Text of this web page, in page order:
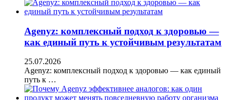
Agenyz: комплексный подход к здоровью —
как единый путь к устойчивым результатам
25.07.2026
Agenyz: комплексный подход к здоровью — как единый
путь к …